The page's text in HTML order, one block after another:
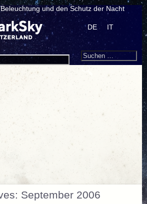
und den Schutz der Nacht
DE IT
Search
Suchen
September 2006